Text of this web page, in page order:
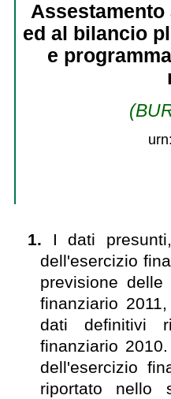
ed al bilancio
e
1.
I dati
dell'esercizio
previsione
finanziario
dati definitivi
finanziario
dell'esercizio
riportato nello